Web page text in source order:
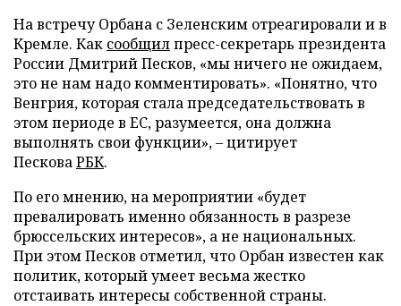
На встречу Орбана с Зеленским отреагировали и в
Кремле. Как сообщилпресс-секретарь президента
России Дмитрий Песков, «мы ничего не ожидаем,
это не нам надо комментировать». «Понятно, что
Венгрия, которая стала председательствовать в
этом периоде в ЕС, разумеется, она должна
выполнять свои функции», – цитирует
ПесковаРБК.
По его мнению, на мероприятии «будет
превалировать именно обязанность в разрезе
брюссельских интересов», а не национальных.
При этом Песков отметил, что Орбан известен как
политик, который умеет весьма жестко
отстаивать интересы собственной страны.